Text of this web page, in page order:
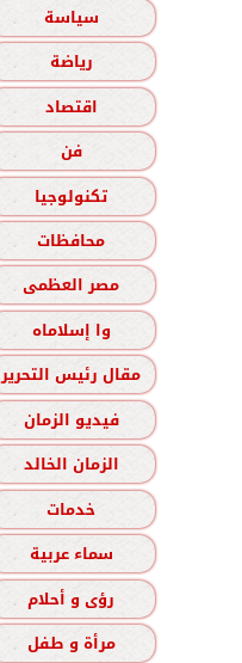
سياسة
رياضة
اقتصاد
فن
تكنولوجيا
محافظات
مصر العظمى
وا إسلاماه
مقال رئيس التحرير
فيديو الزمان
الزمان الخالد
خدمات
سماء عربية
رؤى و أحلام
مرأة و طفل